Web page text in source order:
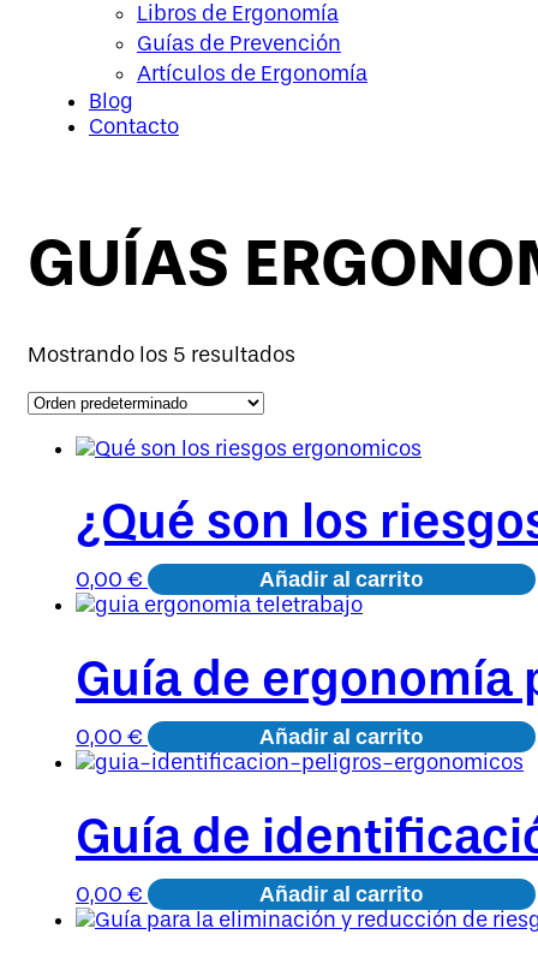
Libros de Ergonomía
Guías de Prevención
Artículos de Ergonomía
Blog
Contacto
GUÍAS
Mostrando los 5 resultados
¿Qué son los
0,00 € Añadir al carrito
Guía de
0,00 € Añadir al carrito
Guía de
0,00 € Añadir al carrito